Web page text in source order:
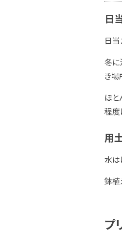
日
日
冬に
き場
ほと
程度
用
水は
鉢植
プ